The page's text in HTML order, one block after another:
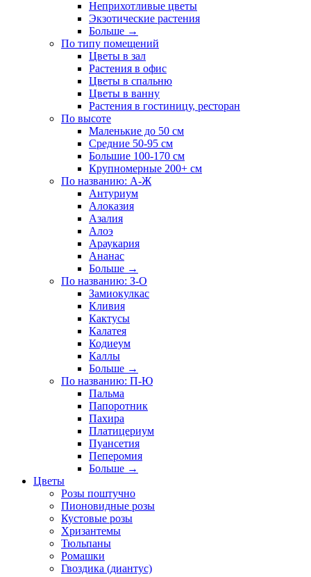
Неприхотливые цветы
Экзотические растения
Больше →
По типу помещений
Цветы в зал
Растения в офис
Цветы в спальню
Цветы в ванну
Растения в гостиницу, ресторан
По высоте
Маленькие до 50 см
Средние 50-95 см
Большие 100-170 см
Крупномерные 200+ см
По названию: А-Ж
Антуриум
Алоказия
Азалия
Алоэ
Араукария
Ананас
Больше →
По названию: З-О
Замиокулкас
Кливия
Кактусы
Калатея
Кодиеум
Каллы
Больше →
По названию: П-Ю
Пальма
Папоротник
Пахира
Платицериум
Пуансетия
Пеперомия
Больше →
Цветы
Розы поштучно
Пионовидные розы
Кустовые розы
Хризантемы
Тюльпаны
Ромашки
Гвоздика (диантус)